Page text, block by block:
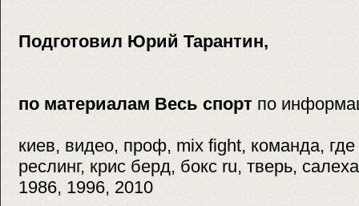
Подготовил Юрий Тарантин,
по материалам Весь спорт по
киев, видео, проф, mix fight, команда, где
реслинг, крис берд, бокс ru, тверь,
1986, 1996, 2010